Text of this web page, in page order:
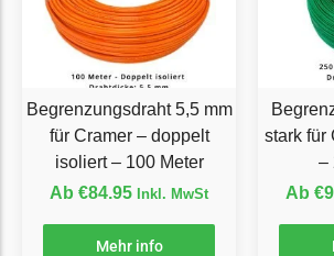
Güde Messer
Begrenzungsdraht
Honda Messer
Begrenzungsdraht
Kress
Kress Messer
Begrenzungsdraht 5,5 mm
für Cramer – doppelt
isoliert – 100 Meter
Ab €84.95 Inkl. MwSt
Mehr info
stark für
–
Ab €